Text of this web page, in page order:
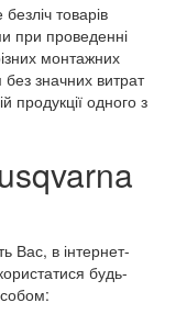
товарів
при проведенні
монтажних
без значних витрат
продукції одного з
Вас, в інтернет-
будь-